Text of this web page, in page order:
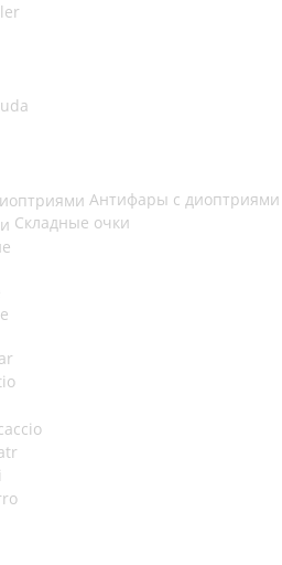
Антифары с диоптриями
Складные очки